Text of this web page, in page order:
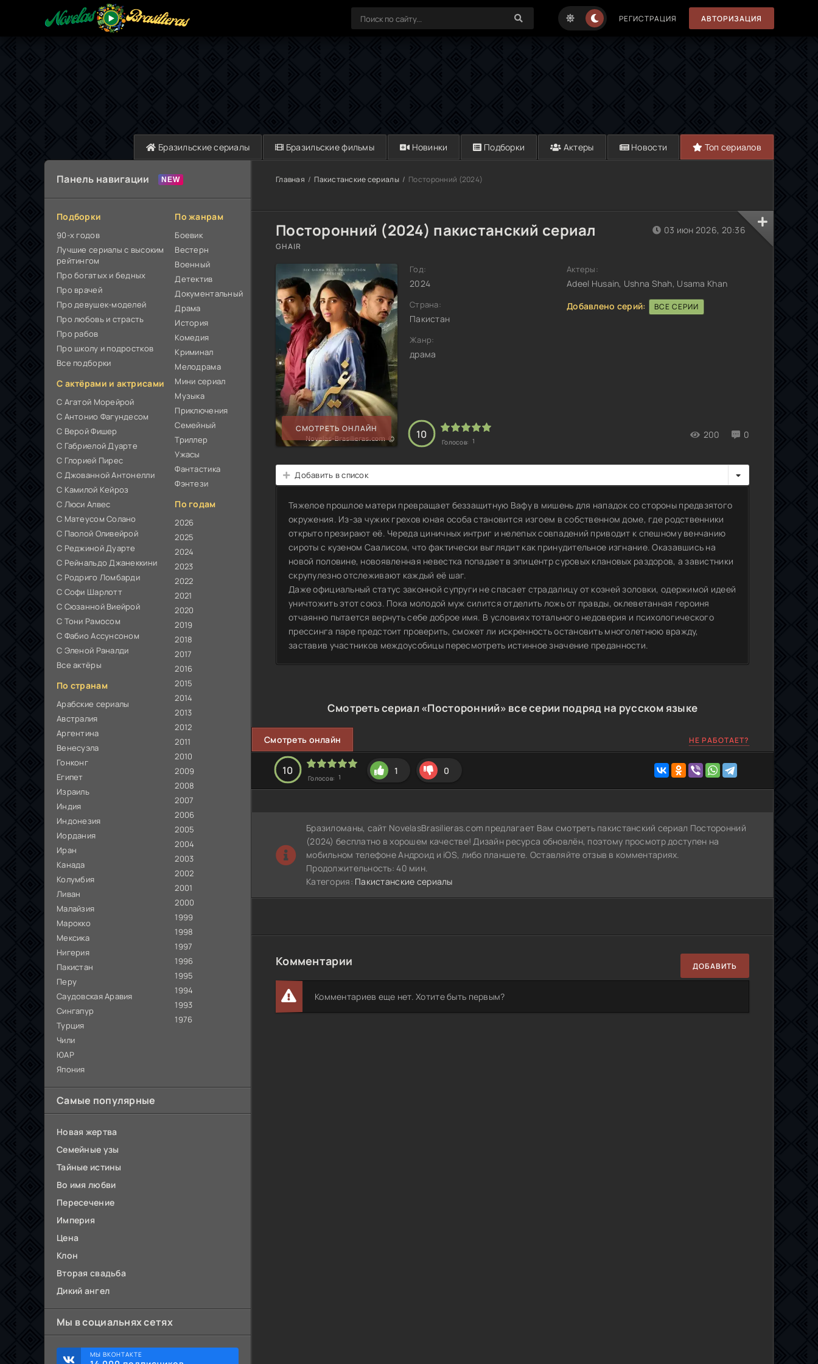
РЕГИСТРАЦИЯ АВТОРИЗАЦИЯ
Бразильские сериалы Бразильские фильмы Новинки Подборки Актеры Новости Топ сериалов
Панель навигации
Подборки
90-х годов
Лучшие сериалы с высоким
рейтингом
Про богатых и бедных
Про врачей
Про девушек-моделей
Про любовь и страсть
Про рабов
Про школу и подростков
Все подборки
С актёрами и актрисами
С Агатой Морейрой
С Антонио Фагундесом
С Верой Фишер
С Габриелой Дуарте
С Глорией Пирес
С Джованной Антонелли
С Камилой Кейроз
С Люси Алвес
С Матеусом Солано
С Паолой Оливейрой
С Реджиной Дуарте
С Рейнальдо Джанеккини
С Родриго Ломбарди
С Софи Шарлотт
С Сюзанной Виейрой
С Тони Рамосом
С Фабио Ассунсоном
С Эленой Раналди
Все актёры
По странам
Арабские сериалы
Австралия
Аргентина
Венесуэла
Гонконг
Египет
Израиль
Индия
Индонезия
Иордания
Иран
Канада
Колумбия
Ливан
Малайзия
Марокко
Мексика
Нигерия
Пакистан
Перу
Саудовская Аравия
Сингапур
Турция
Чили
ЮАР
Япония
По жанрам
Боевик
Вестерн
Военный
Детектив
Документальный
Драма
История
Комедия
Криминал
Мелодрама
Мини сериал
Музыка
Приключения
Семейный
Триллер
Ужасы
Фантастика
Фэнтези
По годам
2026
2025
2024
2023
2022
2021
2020
2019
2018
2017
2016
2015
2014
2013
2012
2011
2010
2009
2008
2007
2006
2005
2004
2003
2002
2001
2000
1999
1998
1997
1996
1995
1994
1993
1976
Самые популярные
Новая жертва
Семейные узы
Тайные истины
Во имя любви
Пересечение
Империя
Цена
Клон
Вторая свадьба
Дикий ангел
Мы в социальнях сетях
МЫ ВКОНТАКТЕ
Главная Пакистанские сериалы Посторонний (2024)
Посторонний (2024) пакистанский сериал
GHAIR
СМОТРЕТЬ ОНЛАЙН
Год:
2024
Страна:
Пакистан
Жанр:
драма
10
Голосов: 1
200 0
03 июн 2026, 20:36
Актеры:
Adeel Husain, Ushna Shah, Usama Khan
Добавлено серий:
ВСЕ СЕРИИ
Добавить в список
Тяжелое прошлое матери превращает беззащитную Вафу в мишень для нападок со стороны предвзятого
окружения. Из-за чужих грехов юная особа становится изгоем в собственном доме, где родственники
открыто презирают её. Череда циничных интриг и нелепых совпадений приводит к спешному венчанию
сироты с кузеном Саалисом, что фактически выглядит как принудительное изгнание. Оказавшись на
новой половине, новоявленная невестка попадает в эпицентр суровых клановых раздоров, а завистники
скрупулезно отслеживают каждый её шаг.
Даже официальный статус законной супруги не спасает страдалицу от козней золовки, одержимой идеей
уничтожить этот союз. Пока молодой муж силится отделить ложь от правды, оклеветанная героиня
отчаянно пытается вернуть себе доброе имя. В условиях тотального недоверия и психологического
прессинга паре предстоит проверить, сможет ли искренность остановить многолетнюю вражду,
заставив участников междоусобицы пересмотреть истинное значение преданности.
Смотреть сериал «Посторонний» все серии подряд на русском языке
Смотреть онлайн НЕ РАБОТАЕТ?
10
Голосов: 1
1 0
Бразиломаны, сайт NovelasBrasilieras.com предлагает Вам смотреть пакистанский сериал Посторонний
(2024) бесплатно в хорошем качестве! Дизайн ресурса обновлён, поэтому просмотр доступен на
мобильном телефоне Андроид и iOS, либо планшете. Оставляйте отзыв в комментариях.
Продолжительность: 40 мин.
Категория: Пакистанские сериалы
Комментарии ДОБАВИТЬ
Комментариев еще нет. Хотите быть первым?